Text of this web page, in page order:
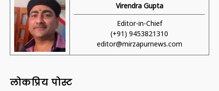
Virendra Gupta
Editor-in-Chief
(+91) 9453821310
editor@mirzapurnews.com
लोकप्रिय पोस्ट